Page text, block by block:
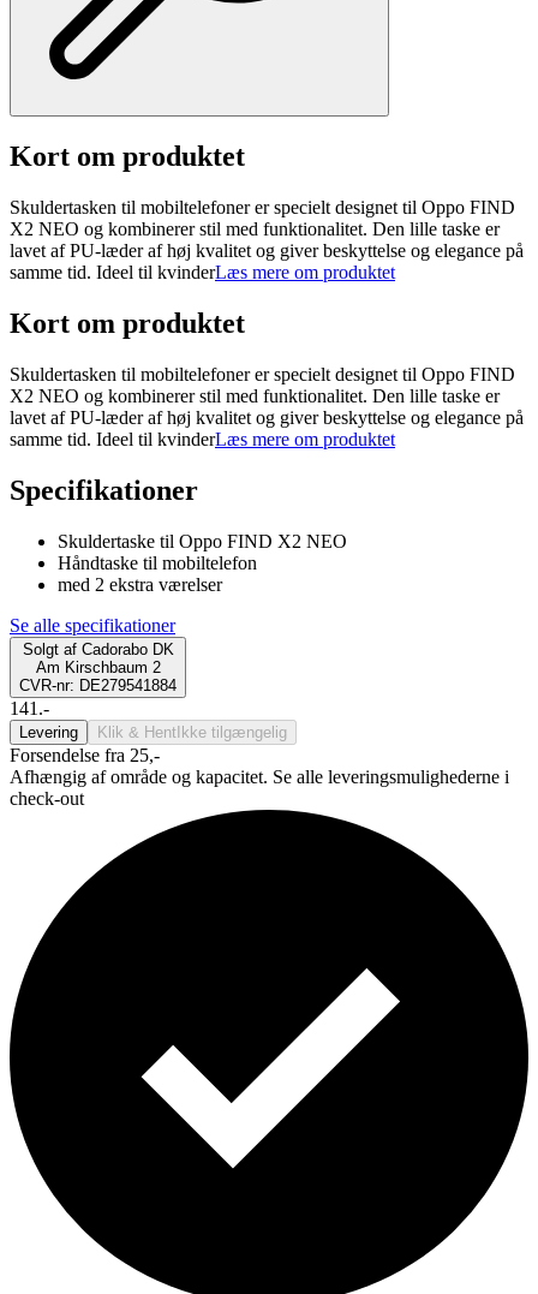
Kort om produktet
Skuldertasken til mobiltelefoner er specielt designet til Oppo FIND
X2 NEO og kombinerer stil med funktionalitet. Den lille taske er
lavet af PU-læder af høj kvalitet og giver beskyttelse og elegance på
samme tid. Ideel til kvinderLæs mere om produktet
Kort om produktet
Skuldertasken til mobiltelefoner er specielt designet til Oppo FIND
X2 NEO og kombinerer stil med funktionalitet. Den lille taske er
lavet af PU-læder af høj kvalitet og giver beskyttelse og elegance på
samme tid. Ideel til kvinderLæs mere om produktet
Specifikationer
Skuldertaske til Oppo FIND X2 NEO
Håndtaske til mobiltelefon
med 2 ekstra værelser
Se alle specifikationer
Solgt af Cadorabo DK
Am Kirschbaum 2
CVR-nr: DE279541884
141.-
Levering Klik & Hent Ikke tilgængelig
Forsendelse fra 25,-
Afhængig af område og kapacitet. Se alle leveringsmulighederne i
check-out